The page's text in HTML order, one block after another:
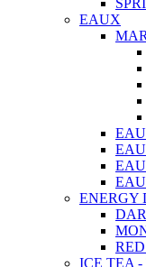
EAUX
ENERGY
ICE TEA